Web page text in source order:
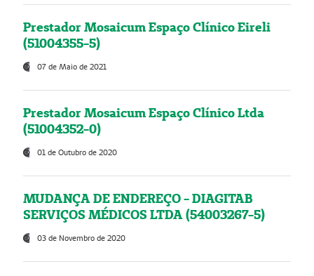
Prestador Mosaicum Espaço Clínico Eireli
(51004355-5)
07 de Maio de 2021
Prestador Mosaicum Espaço Clínico Ltda
(51004352-0)
01 de Outubro de 2020
MUDANÇA DE ENDEREÇO - DIAGITAB
SERVIÇOS MÉDICOS LTDA (54003267-5)
03 de Novembro de 2020